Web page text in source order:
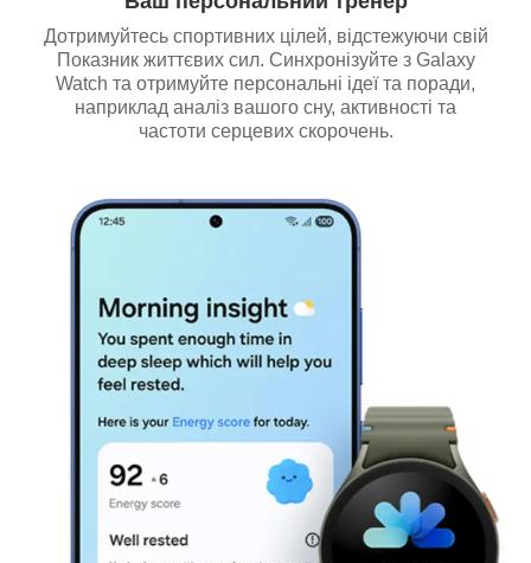
Дотримуйтесь спортивних цілей, відстежуючи свій
Показник життєвих сил. Синхронізуйте з Galaxy
Watch та отримуйте персональні ідеї та поради,
наприклад аналіз вашого сну, активності та
частоти серцевих скорочень.